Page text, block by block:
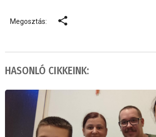
Megosztás:
HASONLÓ CIKKEINK: